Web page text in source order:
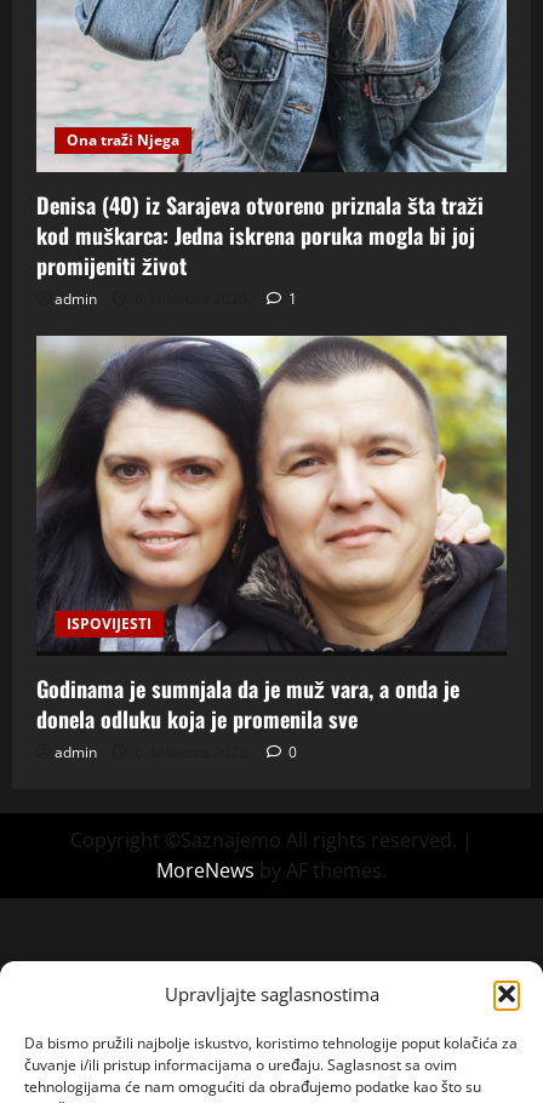
Upravljajte saglasnostima
Da bismo pružili najbolje iskustvo, koristimo tehnologije poput kolačića za
čuvanje i/ili pristup informacijama o uređaju. Saglasnost sa ovim
tehnologijama će nam omogućiti da obrađujemo podatke kao što su
Ona traži Njega
Denisa (40) iz Sarajeva otvoreno priznala šta traži
kod muškarca: Jedna iskrena poruka mogla bi joj
promijeniti život
admin 1
ISPOVIJESTI
Godinama je sumnjala da je muž vara, a onda je
donela odluku koja je promenila sve
admin 0
Copyright ©Saznajemo All rights reserved. |
MoreNews by AF themes.